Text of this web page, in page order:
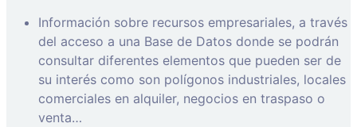
Información sobre recursos empresariales, a través
del acceso a una Base de Datos donde se podrán
consultar diferentes elementos que pueden ser de
su interés como son polígonos industriales, locales
comerciales en alquiler, negocios en traspaso o
venta…